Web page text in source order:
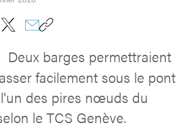
Deux barges permettraient
facilement sous le pont
des pires nœuds du
le TCS Genève.